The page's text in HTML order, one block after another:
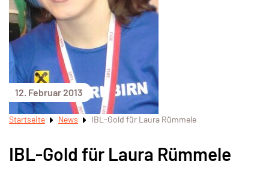
12. Februar 2013
Startseite News IBL-Gold für Laura Rümmele
IBL-Gold für Laura Rümmele